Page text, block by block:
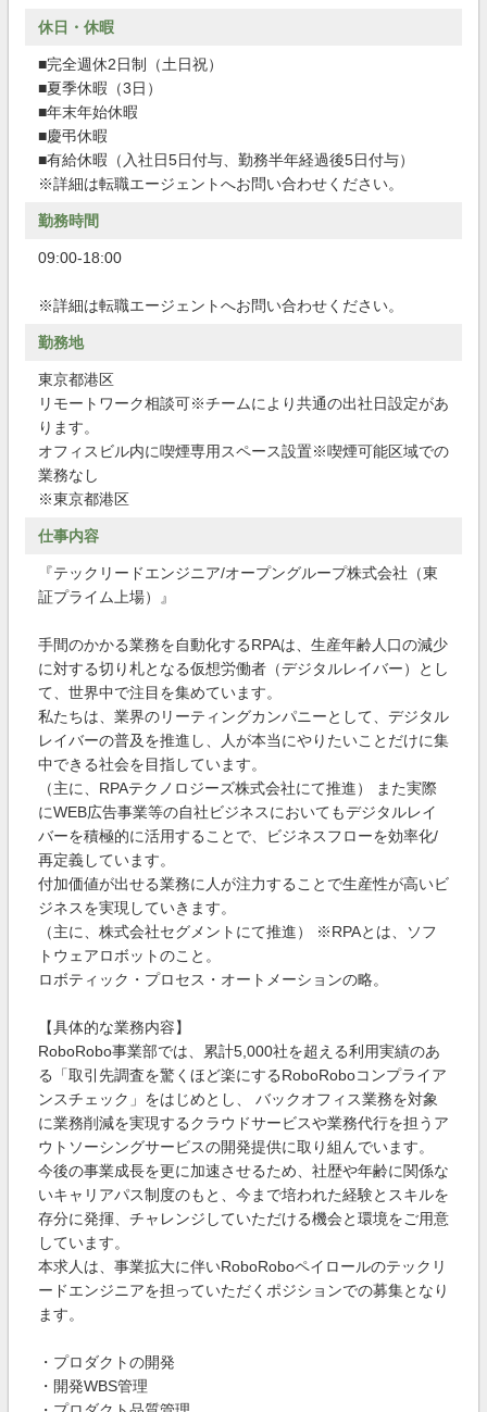
休日・休暇
■完全週休2日制（土日祝）
■夏季休暇（3日）
■年末年始休暇
■慶弔休暇
■有給休暇（入社日5日付与、勤務半年経過後5日付与）
※詳細は転職エージェントへお問い合わせください。
勤務時間
09:00-18:00
※詳細は転職エージェントへお問い合わせください。
勤務地
東京都港区
リモートワーク相談可※チームにより共通の出社日設定があ
ります。
オフィスビル内に喫煙専用スペース設置※喫煙可能区域での
業務なし
※東京都港区
仕事内容
『テックリードエンジニア/オープングループ株式会社（東
証プライム上場）』
手間のかかる業務を自動化するRPAは、生産年齢人口の減少
に対する切り札となる仮想労働者（デジタルレイバー）とし
て、世界中で注目を集めています。
私たちは、業界のリーティングカンパニーとして、デジタル
レイバーの普及を推進し、人が本当にやりたいことだけに集
中できる社会を目指しています。
（主に、RPAテクノロジーズ株式会社にて推進） また実際
にWEB広告事業等の自社ビジネスにおいてもデジタルレイ
バーを積極的に活用することで、ビジネスフローを効率化/
再定義しています。
付加価値が出せる業務に人が注力することで生産性が高いビ
ジネスを実現していきます。
（主に、株式会社セグメントにて推進） ※RPAとは、ソフ
トウェアロボットのこと。
ロボティック・プロセス・オートメーションの略。
【具体的な業務内容】
RoboRobo事業部では、累計5,000社を超える利用実績のあ
る「取引先調査を驚くほど楽にするRoboRoboコンプライア
ンスチェック」をはじめとし、 バックオフィス業務を対象
に業務削減を実現するクラウドサービスや業務代行を担うア
ウトソーシングサービスの開発提供に取り組んでいます。
今後の事業成長を更に加速させるため、社歴や年齢に関係な
いキャリアパス制度のもと、今まで培われた経験とスキルを
存分に発揮、チャレンジしていただける機会と環境をご用意
しています。
本求人は、事業拡大に伴いRoboRoboペイロールのテックリ
ードエンジニアを担っていただくポジションでの募集となり
ます。
・プロダクトの開発
・開発WBS管理